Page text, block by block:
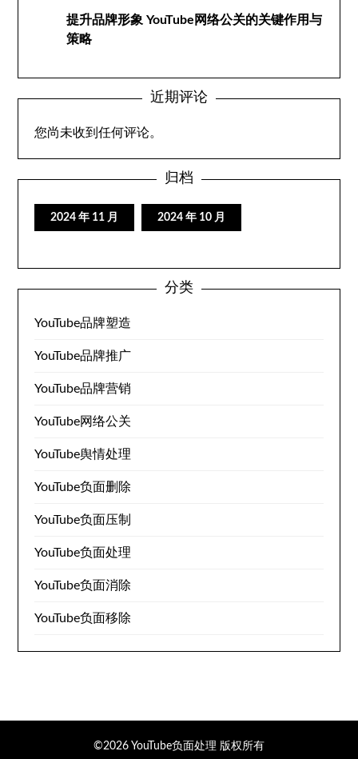
提升品牌形象 YouTube网络公关的关键作用与
策略
近期评论
您尚未收到任何评论。
归档
2024 年 11 月 2024 年 10 月
分类
YouTube品牌塑造
YouTube品牌推广
YouTube品牌营销
YouTube网络公关
YouTube舆情处理
YouTube负面删除
YouTube负面压制
YouTube负面处理
YouTube负面消除
YouTube负面移除
©2026 YouTube负面处理 版权所有